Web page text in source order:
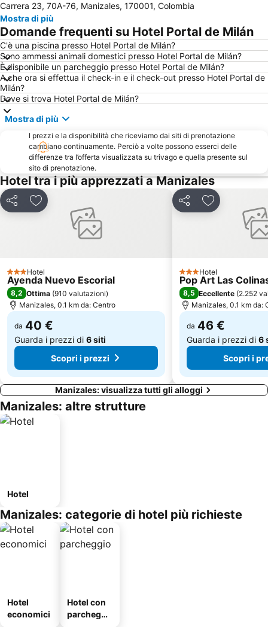
Carrera 23, 70A-76, Manizales, 170001, Colombia
Mostra di più
Domande frequenti su Hotel Portal de Milán
C'è una piscina presso Hotel Portal de Milán?
Sono ammessi animali domestici presso Hotel Portal de Milán?
È disponibile un parcheggio presso Hotel Portal de Milán?
A che ora si effettua il check-in e il check-out presso Hotel Portal de
Milán?
Dove si trova Hotel Portal de Milán?
Mostra di più
I prezzi e la disponibilità che riceviamo dai siti di prenotazione
cambiano continuamente. Perciò a volte possono esserci delle
differenze tra l’offerta visualizzata su trivago e quella presente sul
sito di prenotazione.
Hotel tra i più apprezzati a Manizales
CondividiAggiungi ai preferiti
3 StelleHotel
Ayenda Nuevo Escorial
8,2 Ottima (910 valutazioni)
Manizales, 0.1 km da: Centro
da 40 €
Guarda i prezzi di 6 siti
Scopri i prezzi
CondividiAggiungi ai
3 StelleHotel
Pop Art Las
8,5 Eccellente (2.252
Manizales, 0.1 km da:
da 46 €
Guarda i prezzi di 6
Scopri i
Manizales: visualizza tutti gli alloggi
Manizales: altre strutture
Hotel
Manizales: categorie di hotel più richieste
Hotel
economici
Hotel con
parcheggi